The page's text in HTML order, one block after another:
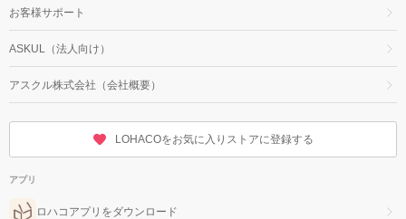
お客様サポート
ASKUL（法人向け）
アスクル株式会社（会社概要）
LOHACOをお気に入りストアに登録する
アプリ
ロハコアプリをダウンロード